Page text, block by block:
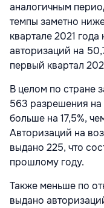
аналогичным
темпы заметно
квартале 2021
авторизаций на
первый квартал
В целом по стране
563 разрешения на
больше на 17,5%,
Авторизаций на
выдано 225, что
прошлому году.
Также меньше по
выдано